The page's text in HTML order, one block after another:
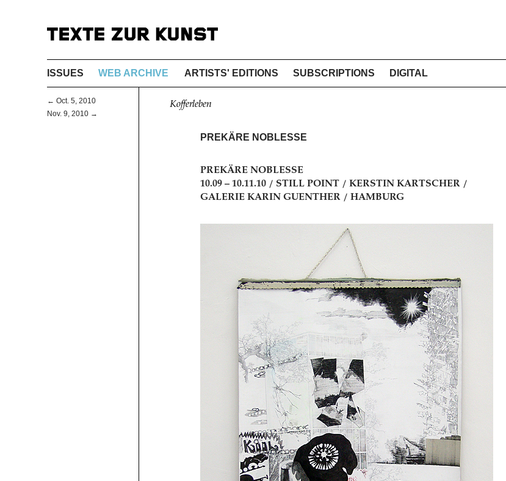
ISSUES WEB ARCHIVE ARTISTS' EDITIONS SUBSCRIPTIONS DIGITAL
← Oct. 5, 2010
Nov. 9, 2010 →
Kofferleben
PREKÄRE NOBLESSE
PREKÄRE NOBLESSE
10.09 – 10.11.10 / STILL POINT / KERSTIN KARTSCHER /
GALERIE KARIN GUENTHER / HAMBURG